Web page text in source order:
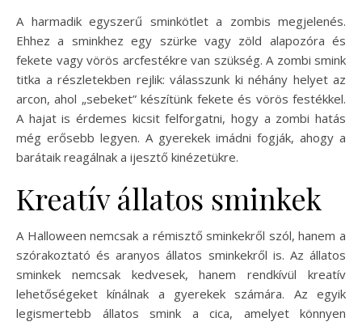
A harmadik egyszerű sminkötlet a zombis megjelenés.
Ehhez a sminkhez egy szürke vagy zöld alapozóra és
fekete vagy vörös arcfestékre van szükség. A zombi smink
titka a részletekben rejlik: válasszunk ki néhány helyet az
arcon, ahol „sebeket” készítünk fekete és vörös festékkel.
A hajat is érdemes kicsit felforgatni, hogy a zombi hatás
még erősebb legyen. A gyerekek imádni fogják, ahogy a
barátaik reagálnak a ijesztő kinézetükre.
Kreatív állatos sminkek
A Halloween nemcsak a rémisztő sminkekről szól, hanem a
szórakoztató és aranyos állatos sminkekről is. Az állatos
sminkek nemcsak kedvesek, hanem rendkívül kreatív
lehetőségeket kínálnak a gyerekek számára. Az egyik
legismertebb állatos smink a cica, amelyet könnyen